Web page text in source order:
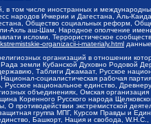
том числе иностранных и
народов Ичкерии и Дагестана, Аль-
Общество социальных реформ,
ли-Ахль аш-Шам, Народное ополчение
исломи, Террористическое
organizacii-i-materialy.html
организаций в отношении
земли Кубанской Духовно Родовой
Таблиги Джамаат, Русское
социалистическая рабочая
национальное единство,
объединениях, Омская
Коренного Русского народа
О противодействии экстремистской
группа МПГ, Курсом Правды и
Башкорт, Нация и свобода,